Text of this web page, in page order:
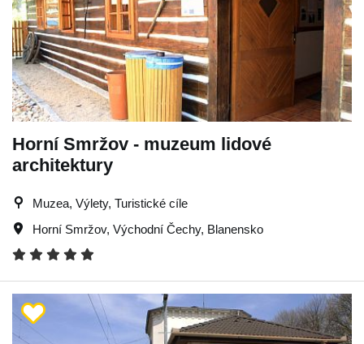
Horní Smržov - muzeum lidové
architektury
Muzea, Výlety, Turistické cíle
Horní Smržov, Východní Čechy, Blanensko